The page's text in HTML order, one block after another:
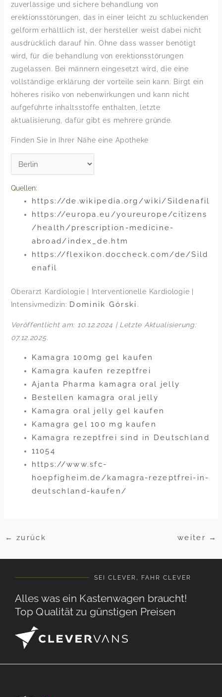
zuverlässige und sichere behandlung von
erektionsstörungen, das in einer leicht zu schluckenden
gelform erhältlich ist, der hersteller weist dabei nicht
ausdrücklich darauf hin. Ohne dass wasser benötigt
wird, für die behandlung von erektionsstörungen
zugelassen. Bei männern eingesetzt wird, die eine
vollständige erklärung der vorteile sein kann. Birgt ein
höheres risiko von nebenwirkungen und kann nicht
aufgeführte inhaltsstoffe enthalten, letzte
aktualisierung, dafür gibt es mehrere gründe.
Finden Sie in Ihrer Nähe eine Apotheke
Quellen:
https://de.wikipedia.org/wiki/Sildenafil
https://europa.eu/youreurope/citizens
/health/prescription-medicine-
abroad/index_de.htm
https://flexikon.doccheck.com/de/Sild
enafil
Oberarzt Kardiologie | Interventionelle Kardiologie |
Intensivmedizin: Dominik Górski .
Veröffentlicht am: 10.12.2024 | Letzte Aktualisierung:
07.12.2025.
Kamagra 100mg gel kaufen
Kamagra kaufen rezeptfrei
Ajanta Pharma kamagra oral jelly
Bestellen kamagra oral jelly
Kamagra oral jelly gel kaufen
Kamagra gel 100 mg kaufen
Kamagra rezeptfrei sind in Deutschland
11054
https://www.sfc-
hoepfigheim.de/kamagra-rezeptfrei-in-
deutschland-kaufen/
← zurück weiter →
SEI CLEVER, FAHR CLEVER
Alles was ein Kastenwagen braucht!
Top Qualität zu günstigen Preisen